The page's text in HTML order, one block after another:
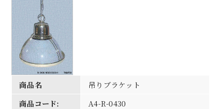
商品名
吊りブラケット
商品コード:
A4-R-0430